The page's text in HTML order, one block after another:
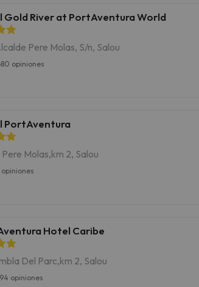
Gold River at PortAventura World
Pere Molas, S/n, Salou
opiniones
PortAventura
Molas,km 2, Salou
opiniones
Hotel Caribe
Del Parc,km 2, Salou
opiniones